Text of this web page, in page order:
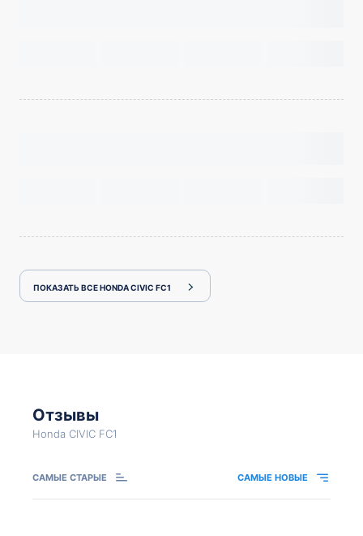
ПОКАЗАТЬ ВСЕ HONDA CIVIC FC1
Отзывы
Honda CIVIC FC1
САМЫЕ СТАРЫЕ САМЫЕ НОВЫЕ